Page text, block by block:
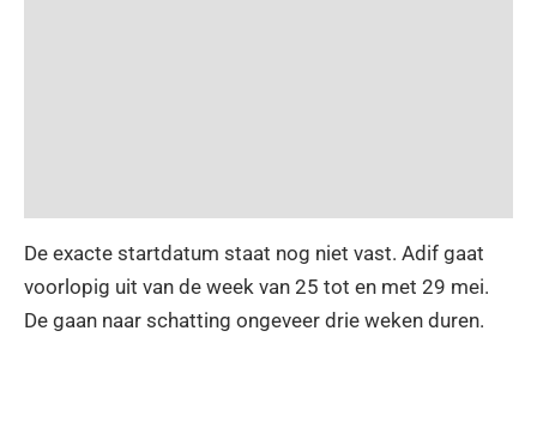
De exacte startdatum staat nog niet vast. Adif gaat
voorlopig uit van de week van 25 tot en met 29 mei.
De gaan naar schatting ongeveer drie weken duren.